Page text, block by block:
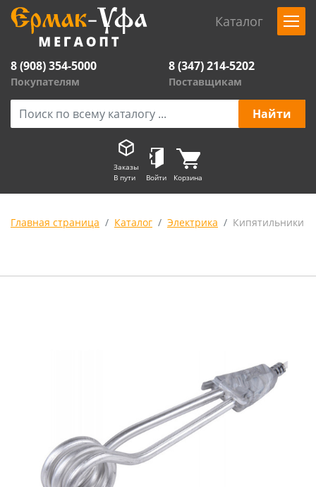
Каталог
8 (908) 354-5000
Покупателям
8 (347) 214-5202
Поставщикам
Заказы
В пути
Войти Корзина
Главная страница Каталог Электрика Кипятильники